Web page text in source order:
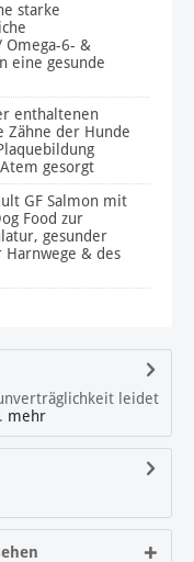
starke
Omega-6- &
eine gesunde
enthaltenen
Zähne der Hunde
gesorgt
GF Salmon mit
Food zur
gesunder
Harnwege & des
leidet
mehr